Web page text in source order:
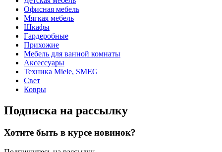
Офисная мебель
Мягкая мебель
Шкафы
Гардеробные
Прихожие
Мебель для ванной комнаты
Аксессуары
Техника Miele, SMEG
Свет
Ковры
Подписка на рассылку
Хотите быть в курсе новинок?